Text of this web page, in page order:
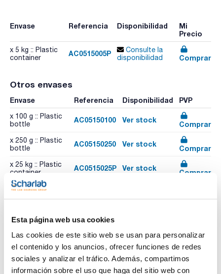
Esta página web usa cookies
Las cookies de este sitio web se usan para personalizar
el contenido y los anuncios, ofrecer funciones de redes
sociales y analizar el tráfico. Además, compartimos
información sobre el uso que haga del sitio web con
Envase Referencia Disponibilidad
Mi
Precio
x 5 kg :: Plastic
container
AC0515005P
Consulte la
disponibilidad
Comprar
Otros envases
Envase Referencia Disponibilidad PVP
x 100 g :: Plastic
bottle
AC05150100 Ver stock
Comprar
x 250 g :: Plastic
bottle
AC05150250 Ver stock
Comprar
x 25 kg :: Plastic
container
AC0515025P Ver stock
Comprar
x 1 kg :: Plastic
Imprimir ficha de
producto
Características
Capacidad : x 5 kg